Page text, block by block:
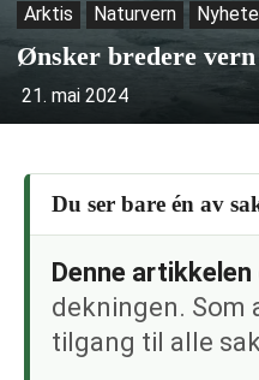
Arktis Naturvern
Ønsker bredere
21. mai 2024
Du ser bare én av
Denne artikkelen
dekningen. Som
tilgang til alle